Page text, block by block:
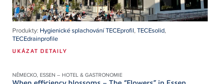
Produkty: Hygienické splachování TECEprofil,TECEsolid,
TECEdrainprofile
UKÁZAT DETAILY
NĚMECKO, ESSEN – HOTEL & GASTRONOMIE